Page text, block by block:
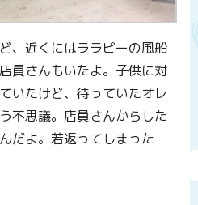
、近くにはララピーの風船
員さんもいたよ。子供に対
いたけど、待っていたオレ
不思議。店員さんからした
だよ。若返ってしまった